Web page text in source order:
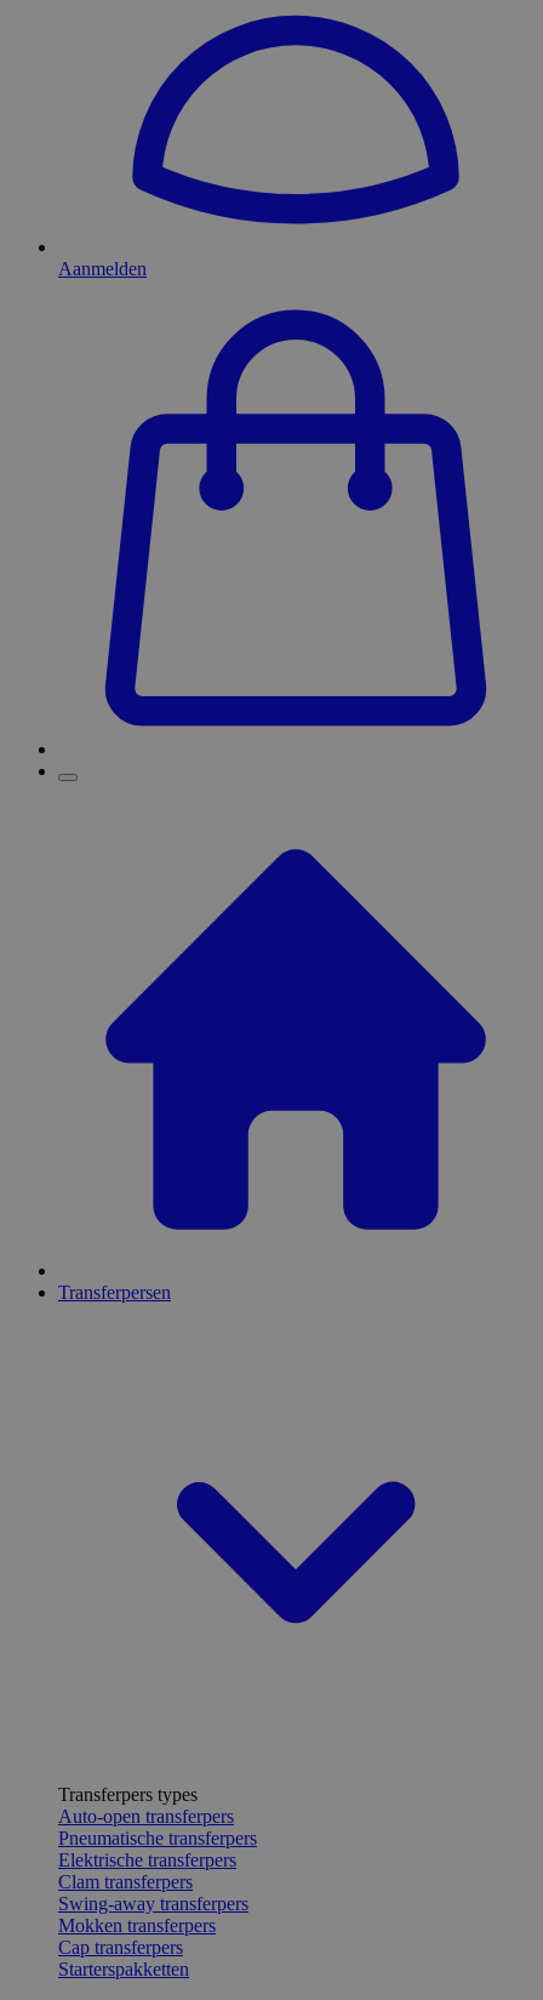
Aanmelden
Transferpersen
Transferpers types
Auto-open transferpers
Pneumatische transferpers
Elektrische transferpers
Clam transferpers
Swing-away transferpers
Mokken transferpers
Cap transferpers
Starterspakketten